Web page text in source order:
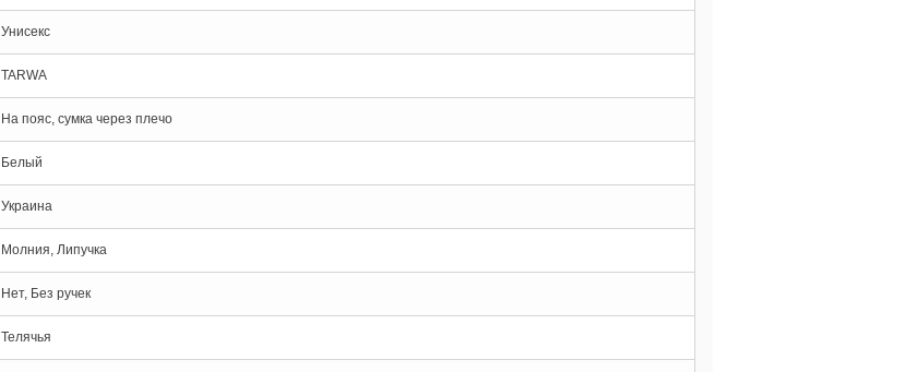
Унисекс
TARWA
На пояс, сумка через плечо
Белый
Украина
Молния, Липучка
Нет, Без ручек
Телячья